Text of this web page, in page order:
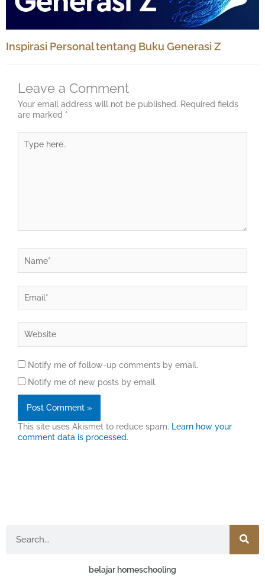
Inspirasi Personal tentang Buku Generasi Z
Leave a Comment
Your email address will not be published. Required fields
are marked *
here..
Notify me of follow-up comments by email.
Notify me of new posts by email.
This site uses Akismet to reduce spam. Learn how your
comment data is processed.
belajar homeschooling